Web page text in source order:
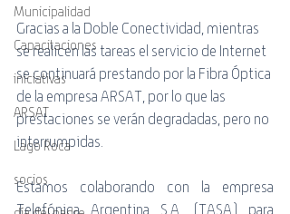
Municipalidad
Capacitaciones
iniciativas
ARSAT
Lago Roca
socios
Gracias a la Doble Conectividad, mientras
se realicen las tareas el servicio de Internet
se continuará prestando por la Fibra Óptica
de la empresa ARSAT, por lo que las
prestaciones se verán degradadas, pero no
interrumpidas.
Estamos colaborando con la empresa
Telefónica Argentina S.A. (TASA) para